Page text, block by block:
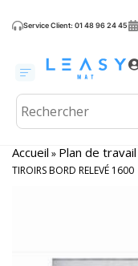
Service Client: 01 48 96 24 45
Accueil » Plan de travail
TIROIRS BORD RELEVÉ 1600